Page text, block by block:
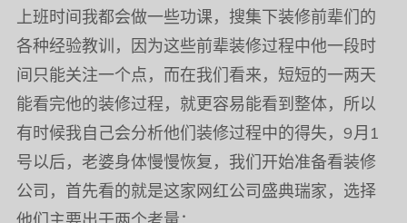
上班时间我都会做一些功课，搜集下装修前辈们的
各种经验教训，因为这些前辈装修过程中他一段时
间只能关注一个点，而在我们看来，短短的一两天
能看完他的装修过程，就更容易能看到整体，所以
有时候我自己会分析他们装修过程中的得失，9月1
号以后，老婆身体慢慢恢复，我们开始准备看装修
公司，首先看的就是这家网红公司盛典瑞家，选择